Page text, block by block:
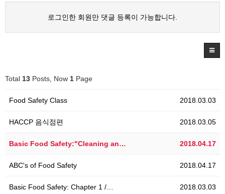
로그인한 회원만 댓글 등록이 가능합니다.
Total 13 Posts, Now 1 Page
2018.03.03
Food Safety Class
2018.03.05
HACCP 음식점편
2018.04.17
Basic Food Safety:"Cleaning an…
2018.04.17
ABC's of Food Safety
2018.03.03
Basic Food Safety: Chapter 1 /…